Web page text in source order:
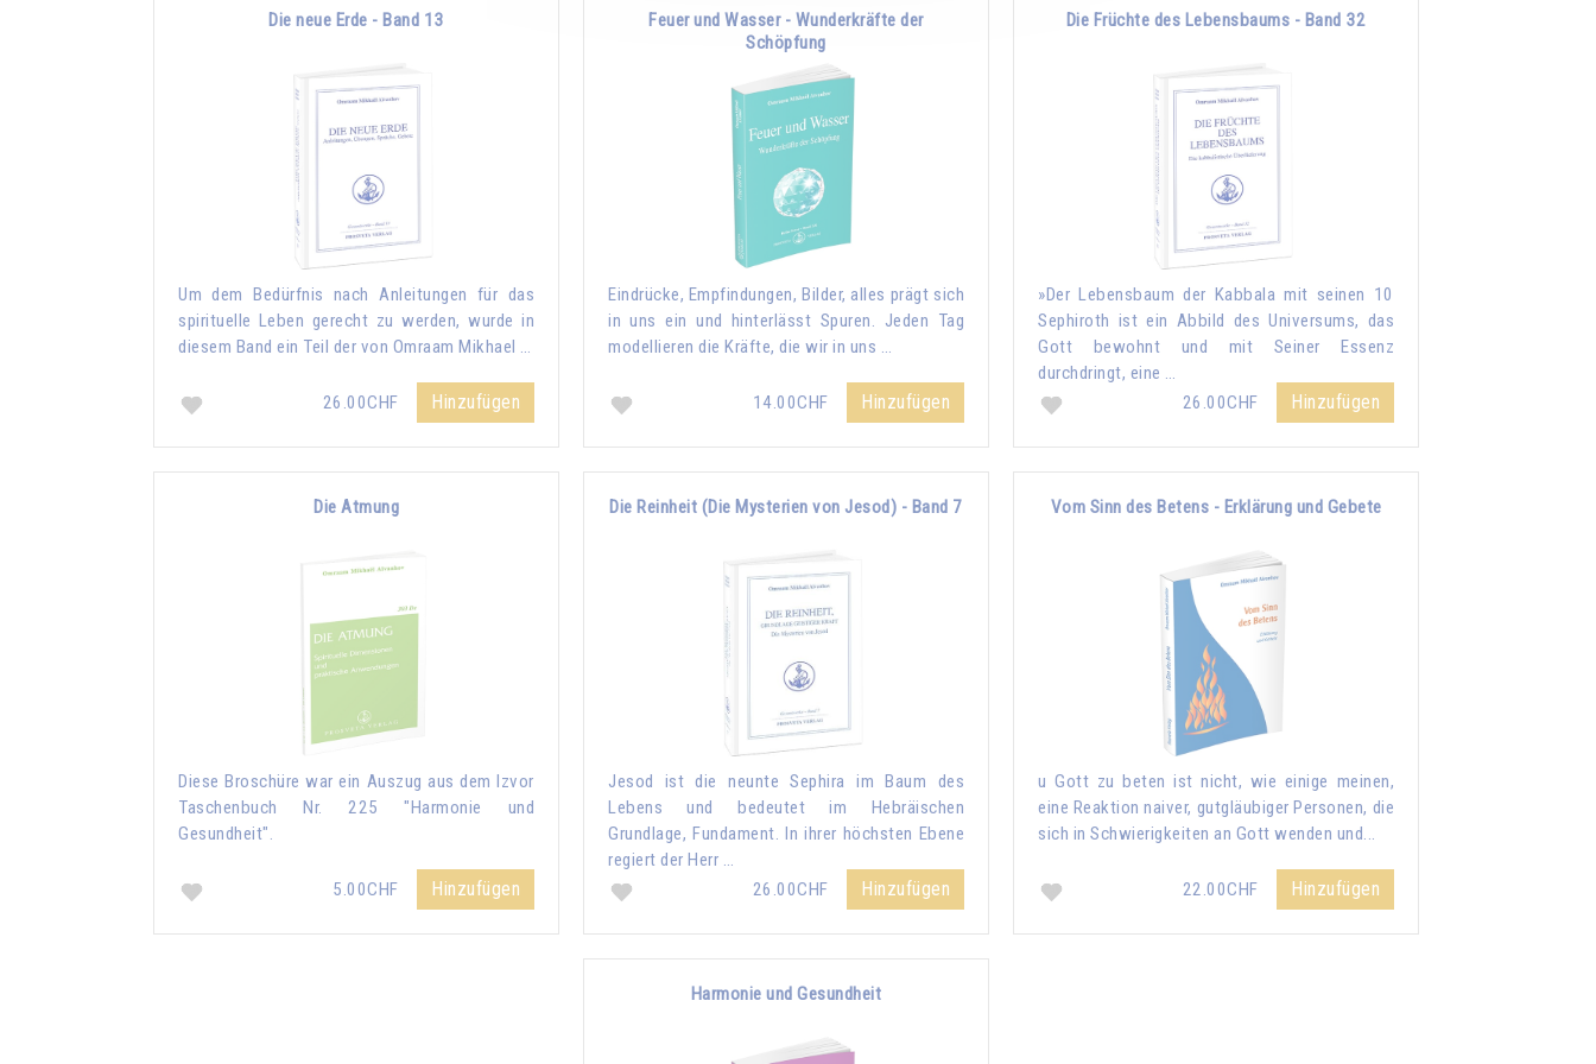
Die neue Erde - Band 13
Um dem Bedürfnis nach Anleitungen für das
spirituelle Leben gerecht zu werden, wurde in
diesem Band ein Teil der von Omraam Mikhael …
26.00CHF Hinzufügen
Feuer und Wasser - Wunderkräfte der
Schöpfung
Eindrücke, Empfindungen, Bilder, alles prägt sich
in uns ein und hinterlässt Spuren. Jeden Tag
modellieren die Kräfte, die wir in uns …
14.00CHF Hinzufügen
Die Früchte des Lebensbaums - Band 32
»Der Lebensbaum der Kabbala mit seinen 10
Sephiroth ist ein Abbild des Universums, das
Gott bewohnt und mit Seiner Essenz
durchdringt, eine …
26.00CHF
Hinzufügen
Die Atmung
Diese Broschüre war ein Auszug aus dem Izvor
Taschenbuch Nr. 225 "Harmonie und
Gesundheit".
5.00CHF Hinzufügen
Die Reinheit (Die Mysterien von Jesod) - Band 7
Jesod ist die neunte Sephira im Baum des
Lebens und bedeutet im Hebräischen
Grundlage, Fundament. In ihrer höchsten Ebene
regiert der Herr …
26.00CHF
Hinzufügen
Vom Sinn des Betens - Erklärung und Gebete
u Gott zu beten ist nicht, wie einige meinen,
eine Reaktion naiver, gutgläubiger Personen, die
sich in Schwierigkeiten an Gott wenden und...
22.00CHF Hinzufügen
Harmonie und Gesundheit